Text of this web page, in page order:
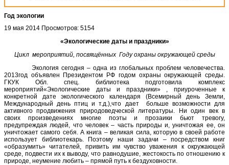
Год экологии
19 мая 2014 Просмотров: 5154
«Экологические даты и праздники»
Цикл мероприятий, посвящённых Году охраны окружающей среды
Экология сегодня – одна из глобальных проблем человечества.
2013год объявлен Президентом РФ годом охраны окружающей среды.
ГКУК Обл. спец. библиотека подготовила комплекс
мероприятий«Экологические даты и праздники» , приуроченные к
конкретной дате экологического календаря (Всемирный день Земли,
Международный день птиц и т.д.),что дает больше возможности для
активного продвижения природоведческой литературы. Ни один век в
своих произведениях многие поэты и прозаики бьют тревогу,
предупреждая людей, что человек – часть природы и, уничтожая ее, он
уничтожает самого себя. А книга – великая сила, которую в своей работе
использует библиотекарь. Поэтому наши задачи – посредством книг
«образумить» читателей, привить им чувство уважения к окружающей
среде, подвести их к выводу, что равнодушие, жестокость по отношению к
природе, неумение любить – прямой путь к бездуховности.